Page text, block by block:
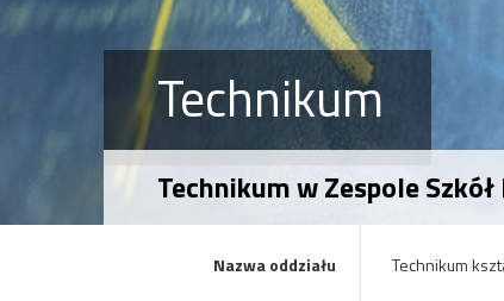
Technikum
Technikum w Zespole
Nazwa oddziału Technikum